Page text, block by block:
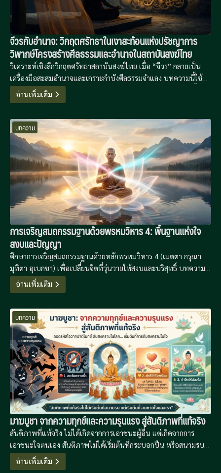
จีวรกับอำนาจ: วิกฤตศรัทธาในเงาสะท้อนแห่งปรัชญาการ
วิพากษ์โครงสร้างศีลธรรมและอำนาจในสถาบันสงฆ์ไทย
วิเคราะห์เชิงลึกวิกฤตศรัทธาสถาบันสงฆ์ไทย เมื่อ “จีวร” กลายเป็น
เครื่องมือสะสมอำนาจและเกราะกำบังศีลธรรมจำแลง บทความนี้ใช้
กรอบคิดของ Foucault, Baudrillard และพุทธปรัชญาเพื่อถอดรื้อ
โครงสร้างอำนาจที่ซ่อนเร้นและเสนอทางออกสู่การปฏิรูปอย่างยั่งยืน
อ่านเพิ่มเติม
บทความ
การเจริญสมถกรรมฐานด้วยพรหมวิหาร 4: พื้นฐานแห่งใจ
สงบและปัญญา
ศึกษาการเจริญสมถกรรมฐานด้วยหลักพรหมวิหาร 4 (เมตตา กรุณา
มุทิตา อุเบกขา) เพื่อเปลี่ยนจิตที่วุ่นวายให้สงบและบริสุทธิ์ บทความนี้
นำเสนอแนวทางการฝึกจิตที่เป็นระบบเพื่อเป็นรากฐานสู่การเจริญ
วิปัสสนาปัญญาในยุคดิจิทัลที่เต็มไปด้วยความเครียด
อ่านเพิ่มเติม
บทความ
มาฆบูชา จากความทุกข์และความรุนแรง สู่สันติภาพที่แท้จริง
สันติภาพที่แท้จริง ไม่ได้เกิดจากการเอาชนะผู้อื่น แต่เกิดจากการ
เอาชนะใจตนเอง สันติภาพไม่ได้เริ่มต้นที่กระบอกปืน หรือสนามรบ
อันกว้างใหญ่ แต่ “สันติภาพที่แท้จริง เริ่มต้นที่ลมหายใจของเรา”
อ่านเพิ่มเติม